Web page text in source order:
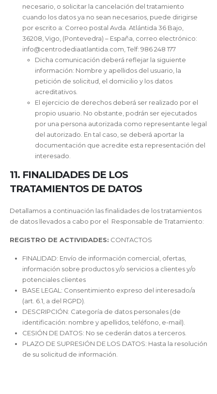
necesario, o solicitar la cancelación del tratamiento
cuando los datos ya no sean necesarios, puede dirigirse
por escrito a: Correo postal Avda. Atlántida 36 Bajo,
36208, Vigo, (Pontevedra) – España, correo electrónico:
info@centrodediaatlantida.com, Telf: 986 248 177
Dicha comunicación deberá reflejar la siguiente
información: Nombre y apellidos del usuario, la
petición de solicitud, el domicilio y los datos
acreditativos.
El ejercicio de derechos deberá ser realizado por el
propio usuario. No obstante, podrán ser ejecutados
por una persona autorizada como representante legal
del autorizado. En tal caso, se deberá aportar la
documentación que acredite esta representación del
interesado.
11. FINALIDADES DE LOS
TRATAMIENTOS DE DATOS
Detallamos a continuación las finalidades de los tratamientos
de datos llevados a cabo por el Responsable de Tratamiento:
REGISTRO DE ACTIVIDADES: CONTACTOS
FINALIDAD: Envío de información comercial, ofertas,
información sobre productos y/o servicios a clientes y/o
potenciales clientes
BASE LEGAL: Consentimiento expreso del interesado/a
(art. 6.1, a del RGPD).
DESCRIPCIÓN: Categoría de datos personales (de
identificación: nombre y apellidos, teléfono, e-mail).
CESIÓN DE DATOS: No se cederán datos a terceros.
PLAZO DE SUPRESIÓN DE LOS DATOS: Hasta la resolución
de su solicitud de información.